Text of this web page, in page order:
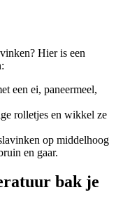
Hier is een
een ei, paneermeel,
rolletjes en wikkel ze
op middelhoog
en gaar.
bak je